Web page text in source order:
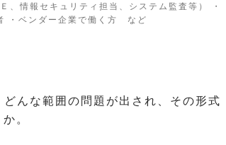
、情報セキュリティ担当、システム監査等） ・
・ベンダー企業で働く方 など
んな範囲の問題が出され、その形式
。